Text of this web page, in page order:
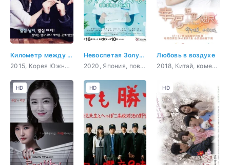
Километр между ним и мной
2015, Корея Южная, комедия, романтика
Невоспетая Золушка
2020, Япония, повседневность, драма, медицина
Любовь в воздухе
2018, Китай, комедия, романтика, фэнтези, сверхъестественное
HD HD HD